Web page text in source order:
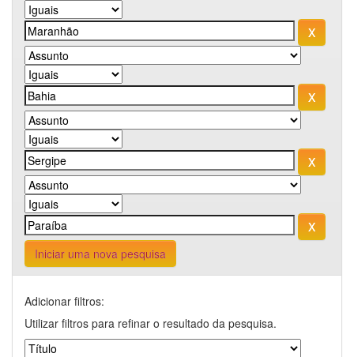
Iniciar uma nova pesquisa
Adicionar filtros:
Utilizar filtros para refinar o resultado da pesquisa.